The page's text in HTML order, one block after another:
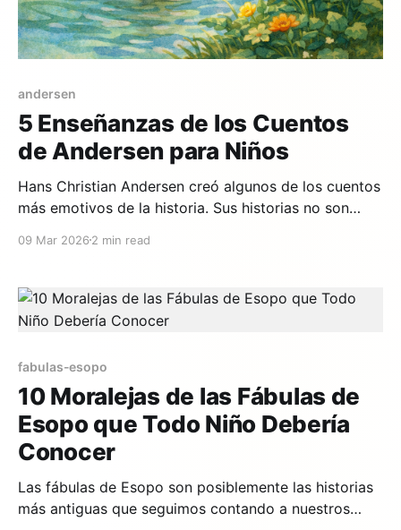
andersen
5 Enseñanzas de los Cuentos
de Andersen para Niños
Hans Christian Andersen creó algunos de los cuentos
más emotivos de la historia. Sus historias no son
sobre la vida envueltas en magia, belleza y ternura.
fundamentales. 1. Acéptate como eres — El Patito
Feo El cuento más famoso de Andersen
09 Mar 2026 2 min read
fabulas-esopo
10 Moralejas de las Fábulas de
Esopo que Todo Niño Debería
Conocer
Las fábulas de Esopo son posiblemente las historias
más antiguas que seguimos contando a nuestros